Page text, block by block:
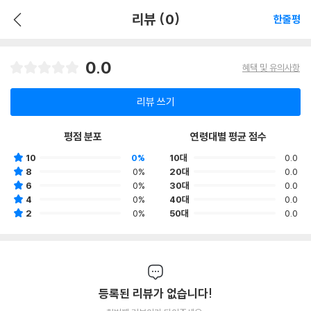
리뷰 (0) 한줄평
0.0 혜택 및 유의사항
리뷰 쓰기
평점 분포
10
0%
8
0%
6
0%
4
0%
2
0%
연령대별 평균 점수
10대
0.0
20대
0.0
30대
0.0
40대
0.0
50대
0.0
등록된 리뷰가 없습니다!